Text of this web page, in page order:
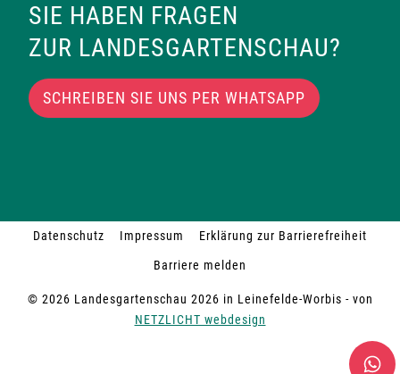
SIE HABEN FRAGEN
ZUR LANDESGARTENSCHAU?
SCHREIBEN SIE UNS PER WHATSAPP
© 2026 Landesgartenschau 2026 in Leinefelde-Worbis - von
NETZLICHT webdesign
Datenschutz Impressum
Erklärung zur Barrierefreiheit
Barriere melden